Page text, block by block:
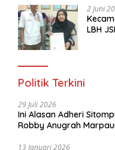
2 Juni
LBH
Politik Terkini
29 Juli 2026
Ini Alasan Adheri
Robby Anugrah
13 Januari 2026